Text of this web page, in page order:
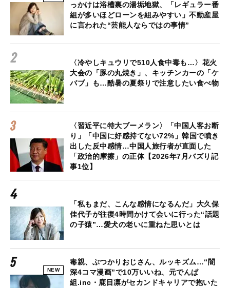
っかけは浴槽裏の湯垢地獄、「レギュラー番
組が多いほどローンを組みやすい」不動産屋
に言われた“芸能人ならではの事情”
〈冷やしキュウリで510人食中毒も…〉花火
大会の「豚の丸焼き」、キッチンカーの「ケ
バブ」も…酷暑の夏祭りで注意したい食べ物
〈習近平に特大ブーメラン〉「中国人客お断
り」「中国に好感持てない72%」韓国で噴き
出した反中感情…中国人旅行者が直面した
「政治的摩擦」の正体【2026年7月バズり記
事1位】
「私もまだ、こんな感情になるんだ」大久保
佳代子が往復4時間かけて会いに行った“話題
の子猿”…愛犬の老いに重ねた思いとは
NEW
毒親、ぶつかりおじさん、ルッキズム…“闇
深4コマ漫画”で10万いいね、元でんぱ
組.inc・鹿目凛がセカンドキャリアで抱いた